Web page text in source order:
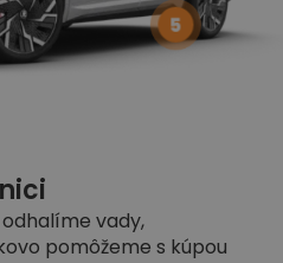
vady,
pomôžeme s kúpou
5